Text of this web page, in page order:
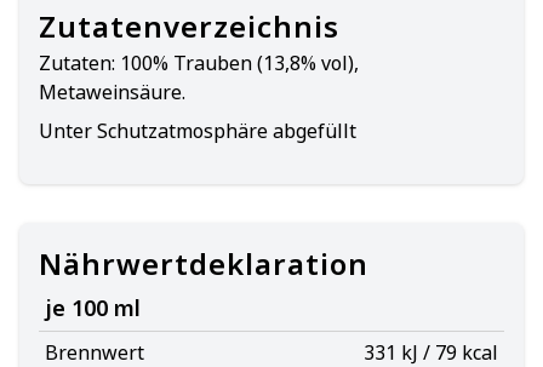
Zutatenverzeichnis
Zutaten: 100% Trauben (13,8% vol),
Metaweinsäure.
Unter Schutzatmosphäre abgefüllt
Nährwertdeklaration
je 100 ml
Brennwert
331 kJ / 79 kcal